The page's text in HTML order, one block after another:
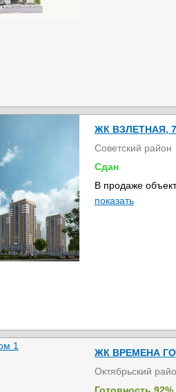
ЖК ВЗЛЕТНАЯ, 7
Советский район
Сдан
В продаже
показать
ЖК ВРЕМЕНА
Октябрьский